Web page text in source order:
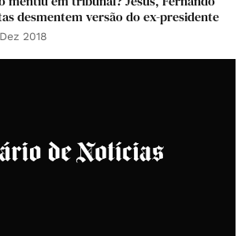
desmentem versão do ex-presidente
2018